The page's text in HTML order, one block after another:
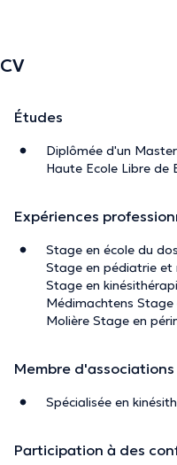
CV
Études
Diplômée d'un
Haute Ecole Libre de
Expériences
Stage en école du
Stage en pédiatrie et
Stage en
Médimachtens
Molière Stage en
Membre d'associations
Spécialisée en
Participation à des